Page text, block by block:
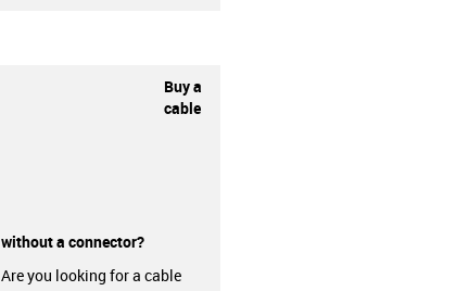
Buy a
cable
without a connector?
Are you looking for a cable